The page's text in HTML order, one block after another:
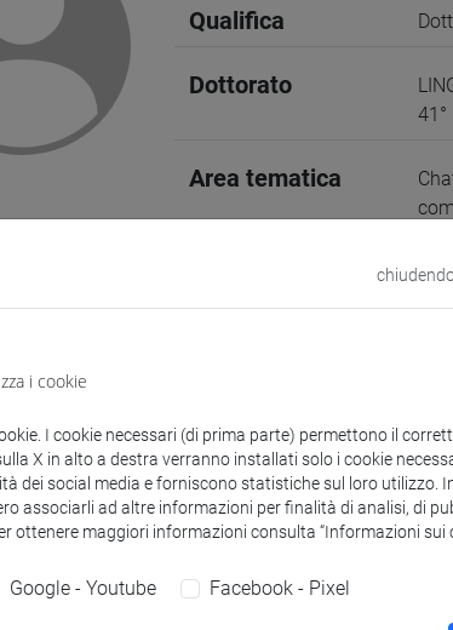
Qualifica
Dottorato
Area tematica
Supervisore
Sito web
i cookie
I cookie necessari (di prima parte) permettono il
X in alto a destra verranno installati solo i cookie
dei social media e forniscono statistiche sul loro utilizzo.
associarli ad altre informazioni per finalità di analisi, di
ottenere maggiori informazioni consulta “Informazioni sui
Google - Youtube Facebook - Pixel